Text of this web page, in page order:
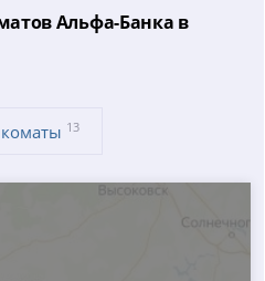
Альфа-Банка в
13